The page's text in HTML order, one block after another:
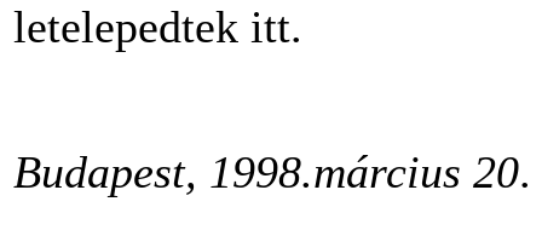
letelepedtek itt.
Budapest, 1998.március 20.